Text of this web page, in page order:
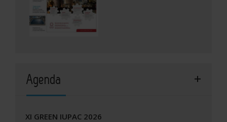
Agenda
XI GREEN IUPAC 2026